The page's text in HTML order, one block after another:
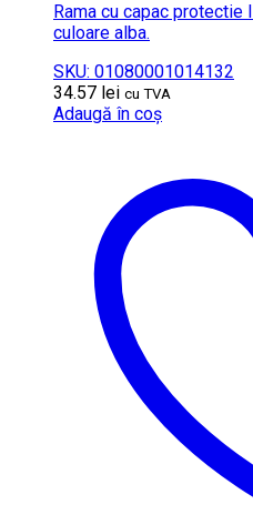
Rama cu capac
culoare alba.
SKU: 01080001014132
34.57 lei cu TVA
Adaugă în coș